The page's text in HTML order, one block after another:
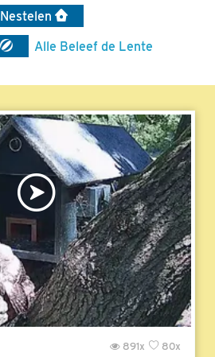
Nestelen
Alle Beleef de Lente
80x
891x